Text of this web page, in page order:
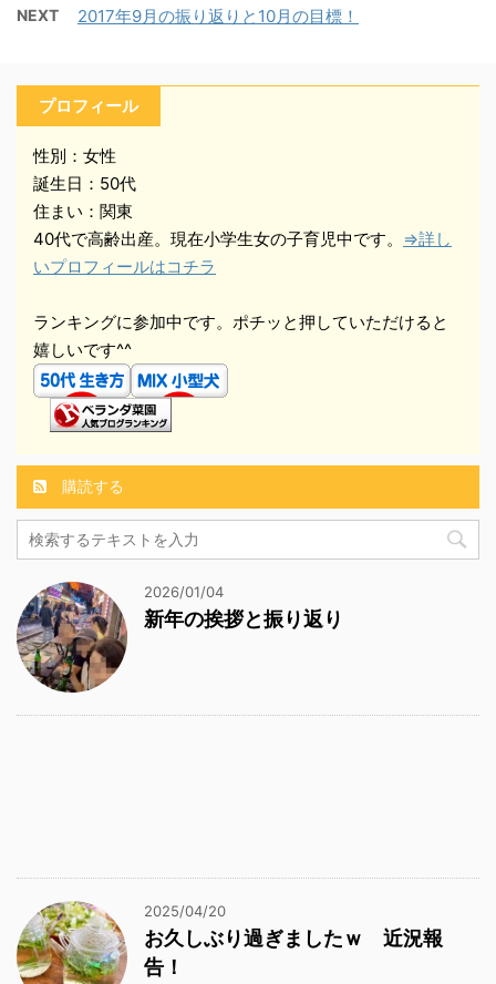
NEXT 2017年9月の振り返りと10月の目標！
プロフィール
性別：女性
誕生日：50代
住まい：関東
40代で高齢出産。現在小学生女の子育児中です。 ⇒詳し
いプロフィールはコチラ
ランキングに参加中です。ポチッと押していただけると
嬉しいです^^
購読する
2026/01/04
新年の挨拶と振り返り
2025/04/20
お久しぶり過ぎましたｗ 近況報
告！